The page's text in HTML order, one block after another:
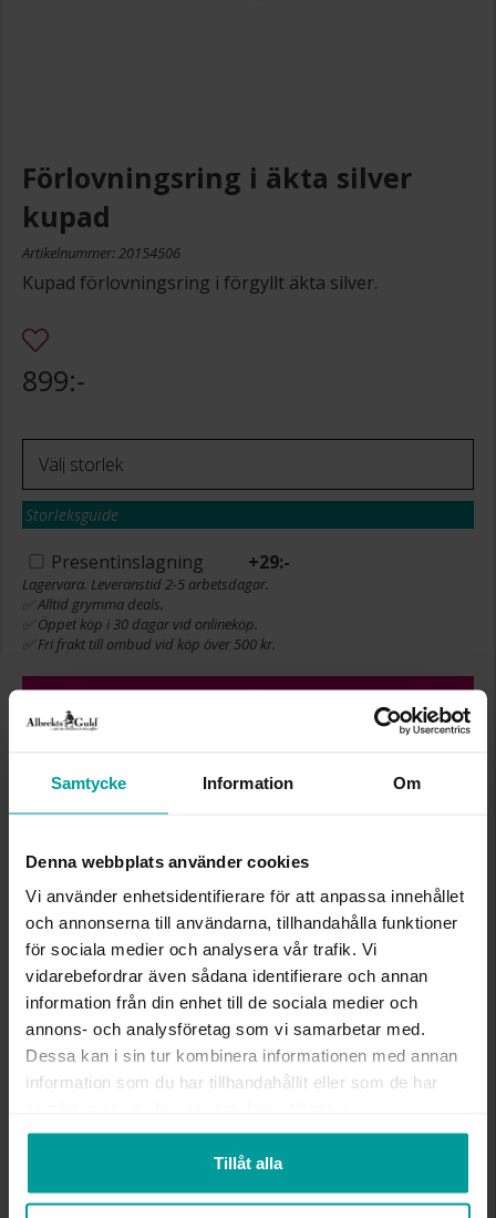
Samtycke Information Om
Denna webbplats använder cookies
Vi använder enhetsidentifierare för att anpassa innehållet
och annonserna till användarna, tillhandahålla funktioner
för sociala medier och analysera vår trafik. Vi
vidarebefordrar även sådana identifierare och annan
information från din enhet till de sociala medier och
annons- och analysföretag som vi samarbetar med.
Dessa kan i sin tur kombinera informationen med annan
information som du har tillhandahållit eller som de har
Tillåt alla
Förlovningsring i äkta silver
kupad
Artikelnummer: 20154506
Kupad förlovningsring i förgyllt äkta silver.
899:-
Storleksguide
Presentinslagning +29:-
Lagervara. Leveranstid 2-5 arbetsdagar.
✅ Alltid grymma deals.
✅ Öppet köp i 30 dagar vid onlineköp.
✅ Fri frakt till ombud vid köp över 500 kr.
VÄLJ STORLEK FÖR ATT LÄGGA I
HÖJD CA (MM)
1,7
VARUMÄRKE
Albrekts Guld
MATERIAL
Silver,Guldpläterat
Liknande produkter